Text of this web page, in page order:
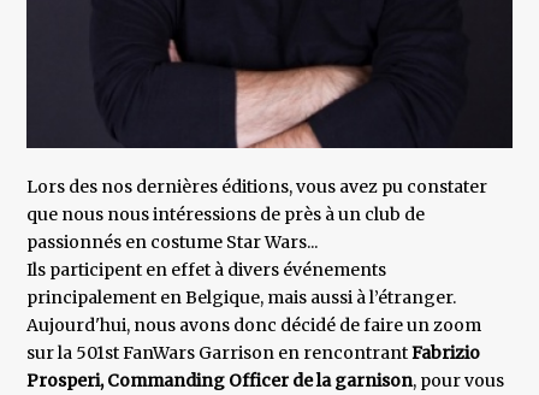
Lors des nos dernières éditions, vous avez pu constater
que nous nous intéressions de près à un club de
passionnés en costume Star Wars...
Ils participent en effet à divers événements
principalement en Belgique, mais aussi à l’étranger.
Aujourd'hui, nous avons donc décidé de faire un zoom
sur la 501st FanWars Garrison en rencontrantFabrizio
Prosperi, Commanding Officer de la garnison, pour vous